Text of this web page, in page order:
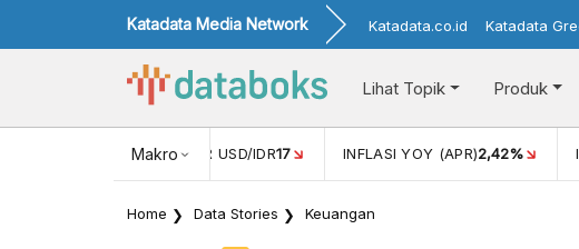
Katadata Media Network Katadata.co.id Katadata
Lihat Topik Produk
Makro
NILAI TUKAR USD/IDR17 INFLASI YOY (APR)2,42%
Home Data Stories Keuangan